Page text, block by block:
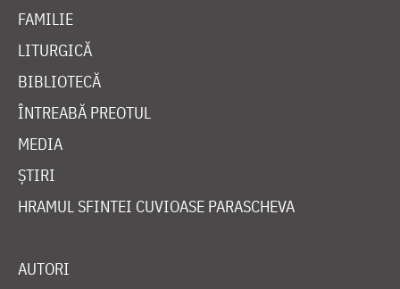
FAMILIE
LITURGICĂ
BIBLIOTECĂ
ÎNTREABĂ PREOTUL
MEDIA
ȘTIRI
HRAMUL SFINTEI CUVIOASE PARASCHEVA
AUTORI